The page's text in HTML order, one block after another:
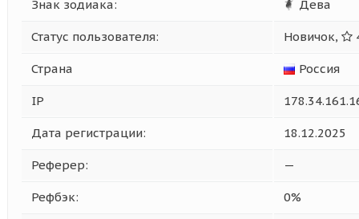
Знак зодиака: Дева
Статус пользователя: Новичок,
Страна Россия
IP
Дата регистрации: 18.12.2025
Реферер: —
Рефбэк: 0%